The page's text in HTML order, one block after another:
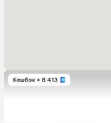
Кешбэк + 8 413